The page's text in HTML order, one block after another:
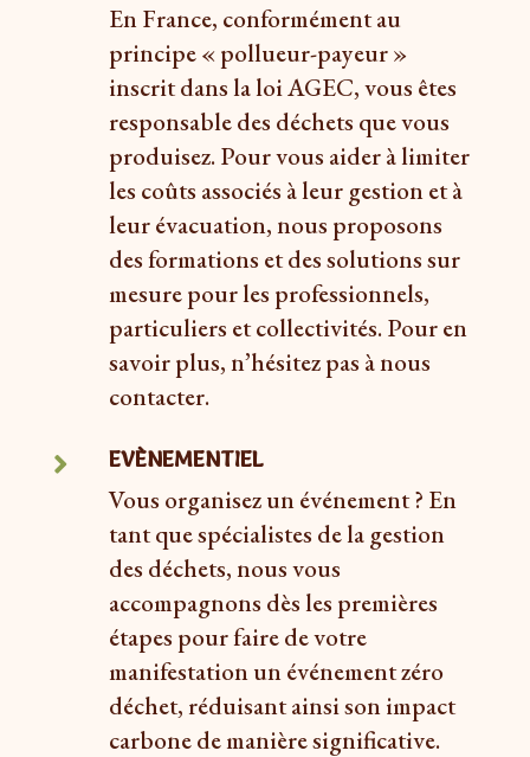
En France, conformément au
principe « pollueur-payeur »
inscrit dans la loi AGEC, vous êtes
responsable des déchets que vous
produisez. Pour vous aider à limiter
les coûts associés à leur gestion et à
leur évacuation, nous proposons
des formations et des solutions sur
mesure pour les professionnels,
particuliers et collectivités. Pour en
savoir plus, n’hésitez pas à nous
contacter.
 EVÈNEMENTIEL
Vous organisez un événement ? En
tant que spécialistes de la gestion
des déchets, nous vous
accompagnons dès les premières
étapes pour faire de votre
manifestation un événement zéro
déchet, réduisant ainsi son impact
carbone de manière significative.